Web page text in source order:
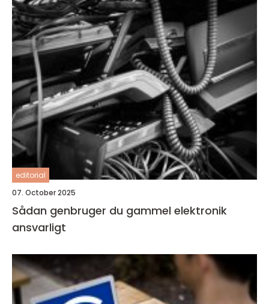
editorial
07. October 2025
Sådan genbruger du gammel elektronik
ansvarligt